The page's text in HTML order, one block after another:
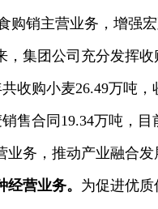
购销主营业务，增强
，集团公司充分发挥
收购小麦26.49万吨，
售合同 19.34万吨，目
业务，推动产业融合发
营业务。 为促进优